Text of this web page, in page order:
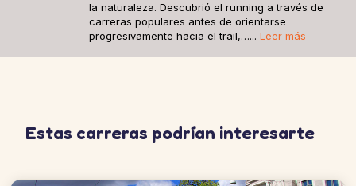
la naturaleza. Descubrió el running a través de
carreras populares antes de orientarse
progresivamente hacia el trail,…... Leer más
Estas carreras podrían interesarte